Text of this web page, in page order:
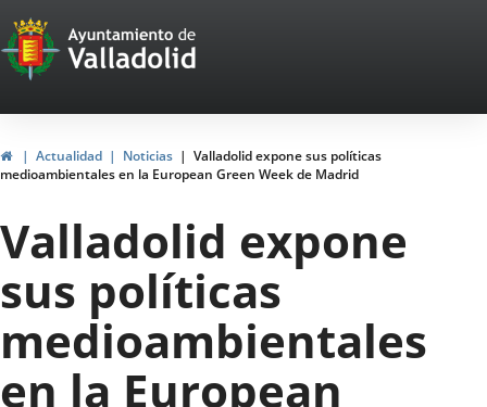
Portal
Web
del
Ayuntamiento
de
Valladolid
InicioActualidad Noticias
Valladolid expone sus políticas
medioambientales en la European Green Week de Madrid
Valladolid expone
sus políticas
medioambientales
en la European